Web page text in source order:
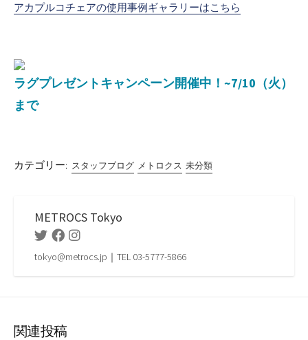
アカプルコチェアの使用事例ギャラリーはこちら
ラグプレゼントキャンペーン開催中！~7/10（火）
まで
カテゴリー: スタッフブログ メトロクス 未分類
METROCS Tokyo
TwitterFacebookInstagram
tokyo@metrocs.jp｜TEL 03-5777-5866
関連投稿